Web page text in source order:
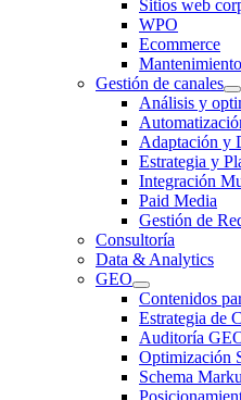
Sitios web
WPO
Ecommerce
Gestión de canales
Análisis y
Adaptación y
Estrategia y
Integración
Paid Media
Gestión de
Consultoría
Data & Analytics
GEO
Contenidos
Estrategia de
Auditoría
Optimización
Schema